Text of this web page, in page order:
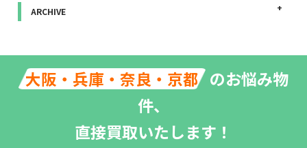
ARCHIVE
大阪・兵庫・奈良・京都 のお悩み物
件、
直接買取いたします！